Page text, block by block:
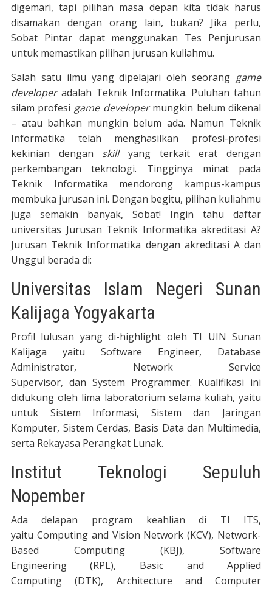
digemari, tapi pilihan masa depan kita tidak harus
disamakan dengan orang lain, bukan? Jika perlu,
Sobat Pintar dapat menggunakan Tes Penjurusan
untuk memastikan pilihan jurusan kuliahmu.
Salah satu ilmu yang dipelajari oleh seorang game
developeradalah Teknik Informatika. Puluhan tahun
silam profesi game developermungkin belum dikenal
– atau bahkan mungkin belum ada. Namun Teknik
Informatika telah menghasilkan profesi-profesi
kekinian dengan skillyang terkait erat dengan
perkembangan teknologi. Tingginya minat pada
Teknik Informatika mendorong kampus-kampus
membuka jurusan ini. Dengan begitu, pilihan kuliahmu
juga semakin banyak, Sobat! Ingin tahu daftar
universitas Jurusan Teknik Informatika akreditasi A?
Jurusan Teknik Informatika dengan akreditasi A dan
Unggul berada di:
Universitas Islam Negeri Sunan
Kalijaga Yogyakarta
Profil lulusan yang di-highlight oleh TI UIN Sunan
Kalijaga yaitu Software Engineer, Database
Administrator, Network Service
Supervisor, dan System Programmer. Kualifikasi ini
didukung oleh lima laboratorium selama kuliah, yaitu
untuk Sistem Informasi, Sistem dan Jaringan
Komputer, Sistem Cerdas, Basis Data dan Multimedia,
serta Rekayasa Perangkat Lunak.
Institut Teknologi Sepuluh
Nopember
Ada delapan program keahlian di TI ITS,
yaitu Computing and Vision Network (KCV), Network-
Based Computing (KBJ), Software
Engineering (RPL), Basic and Applied
Computing (DTK), Architecture and Computer